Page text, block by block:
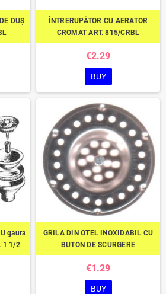
DUȘ
ÎNTRERUPĂTOR CU AERATOR
CROMAT ART. 815/CRBL
€2.29
BUY
gaura
1 1/2
GRILA DIN OTEL INOXIDABIL CU
BUTON DE SCURGERE
€1.29
BUY